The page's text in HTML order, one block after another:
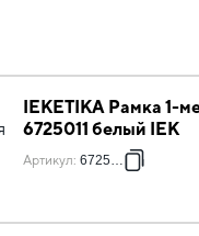
IEKETIKA Рамка 1-
6725011 белый IEK
Артикул: 6725011